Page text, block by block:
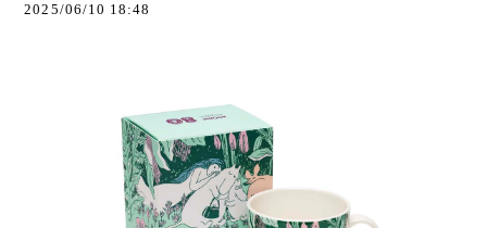
2025/06/10 18:48